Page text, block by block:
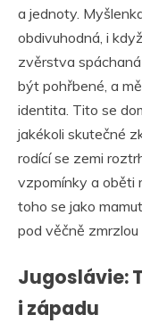
a jednoty.
obdivuhodná, i
zvěrstva
být pohřbené, a
identita. Tito se
jakékoli skutečné
rodící se zemi
vzpomínky a oběti
toho se jako
pod věčně
Jugoslávie:
i západu